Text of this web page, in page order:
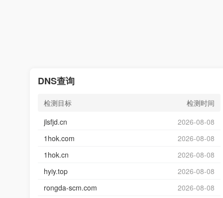
DNS查询
检测目标
检测时间
jlsfjd.cn
2026-08-08
1hok.com
2026-08-08
1hok.cn
2026-08-08
hyiy.top
2026-08-08
rongda-scm.com
2026-08-08